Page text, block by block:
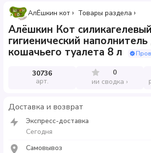
АлЁшкин кот Товары раздела
Алёшкин Кот силикагелевый
гигиенический наполнитель
кошачьего туалета 8 л
30736
арт.
0
ии сводка
Доставка и возврат
Экспресс-доставка
Сегодня
Самовывоз